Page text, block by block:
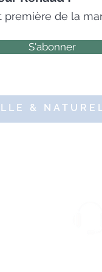
première de la
S'abonner
&